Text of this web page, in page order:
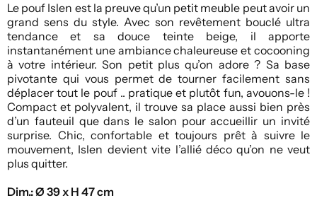
Le pouf Islen est la preuve qu’un petit meuble peut avoir un
grand sens du style. Avec son revêtement bouclé ultra
tendance et sa douce teinte beige, il apporte
instantanément une ambiance chaleureuse et cocooning
à votre intérieur. Son petit plus qu’on adore ? Sa base
pivotante qui vous permet de tourner facilement sans
déplacer tout le pouf .. pratique et plutôt fun, avouons-le !
Compact et polyvalent, il trouve sa place aussi bien près
d’un fauteuil que dans le salon pour accueillir un invité
surprise. Chic, confortable et toujours prêt à suivre le
mouvement, Islen devient vite l’allié déco qu’on ne veut
plus quitter.
Dim.: Ø 39 x H 47 cm